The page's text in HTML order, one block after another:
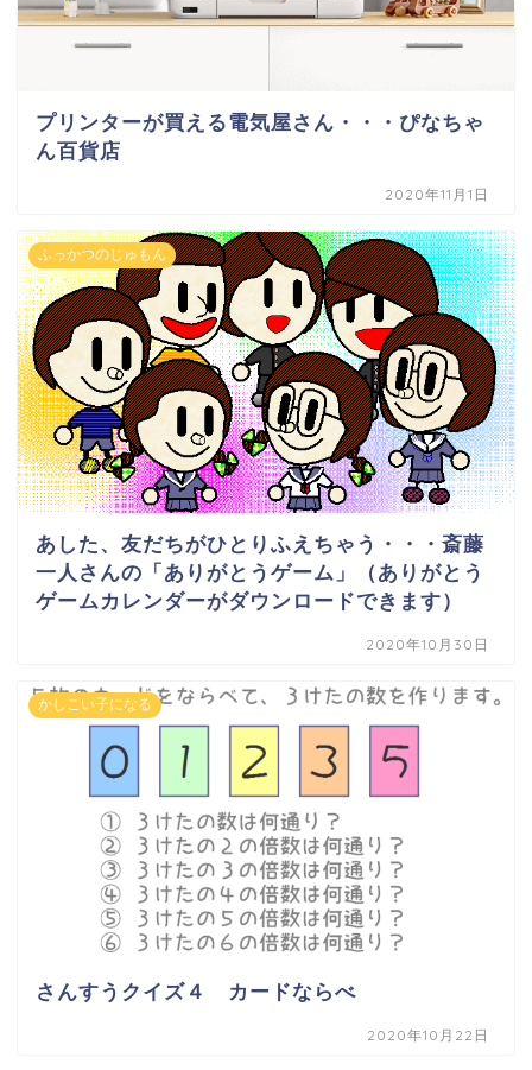
プリンターが買える電気屋さん・・・ぴなちゃ
ん百貨店
2020年11月1日
ふっかつのじゅもん
あした、友だちがひとりふえちゃう・・・斎藤
一人さんの「ありがとうゲーム」（ありがとう
ゲームカレンダーがダウンロードできます）
2020年10月30日
かしこい子になる
さんすうクイズ４ カードならべ
2020年10月22日